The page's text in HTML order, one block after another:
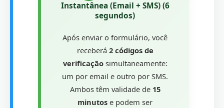
Instantânea (Email + SMS) (6
segundos)
Após enviar o formulário, você
receberá 2 códigos de
verificaçãosimultaneamente:
um por email e outro por SMS.
Ambos têm validade de 15
minutos e podem ser